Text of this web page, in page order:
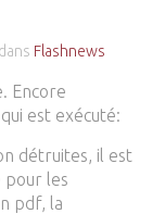
Flashnews
Encore
est exécuté:
détruites, il est
pour les
pdf, la